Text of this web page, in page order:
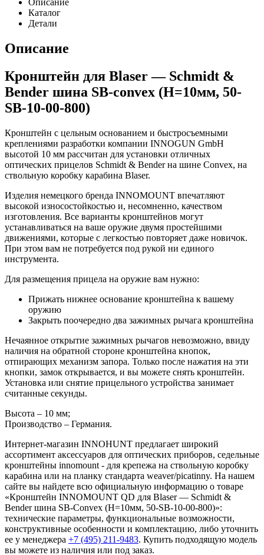
Каталог
Детали
Описание
Кронштейн для Blaser — Schmidt &
Bender шина SB-сonvex (H=10мм, 50-
SB-10-00-800)
Кронштейн с цельным основанием и быстросъемными
креплениями разработки компании INNOGUN GmbH
высотой 10 мм рассчитан для установки отличных
оптических прицелов Schmidt & Bender на шине Convex, на
ствольную коробку карабина Blaser.
Изделия немецкого бренда INNOMOUNT впечатляют
высокой износостойкостью и, несомненно, качеством
изготовления. Все варианты кронштейнов могут
устанавливаться на ваше оружие двумя простейшими
движениями, которые с легкостью повторяет даже новичок.
При этом вам не потребуется под рукой ни единого
инструмента.
Для размещения прицела на оружие вам нужно:
Прижать нижнее основание кронштейна к вашему
оружию
Закрыть поочередно два зажимных рычага кронштейна
Нечаянное открытие зажимных рычагов невозможно, ввиду
наличия на обратной стороне кронштейна кнопок,
отпирающих механизм запора. Только после нажатия на эти
кнопки, замок открывается, и вы можете снять кронштейн.
Установка или снятие прицельного устройства занимает
считанные секунды.
Высота – 10 мм;
Производство – Германия.
Интернет-магазин INNOHUNT предлагает широкий
ассортимент аксессуаров для оптических приборов, седельные
кронштейны innomount - для крепежа на ствольную коробку
карабина или на планку стандарта weaver/picatinny. На нашем
сайте вы найдете всю официальную информацию о товаре
«Кронштейн INNOMOUNT QD для Blaser — Schmidt &
Bender шина SB-Сonvex (H=10мм, 50-SB-10-00-800)»:
технические параметры, функциональные возможности,
конструктивные особенности и комплектацию, либо уточнить
ее у менеджера +7 (495) 211-9483. Купить подходящую модель
вы можете из наличия или под заказ.